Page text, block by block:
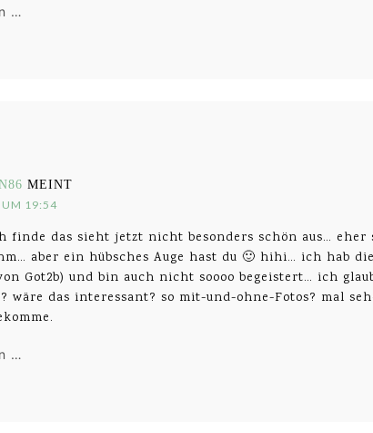
…
MEINT
UM 19:54
finde das sieht jetzt nicht besonders schön aus… eher
aber ein hübsches Auge hast du 🙂 hihi… ich hab
Got2b) und bin auch nicht soooo begeistert… ich
wäre das interessant? so mit-und-ohne-Fotos? mal
…